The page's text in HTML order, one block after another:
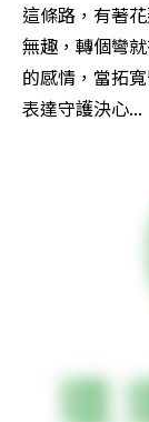
這條路，有著
無趣，轉個彎
的感情，當拓
表達守護決心...